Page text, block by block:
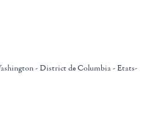
- District de Columbia - Etats-